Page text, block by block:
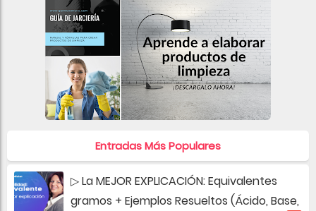
Entradas Más Populares
▷ La MEJOR EXPLICACIÓN: Equivalentes
gramos + Ejemplos Resueltos (Ácido, Base,